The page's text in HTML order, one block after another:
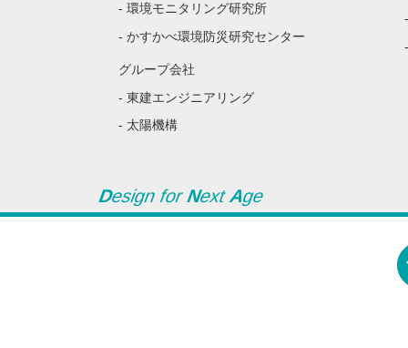
- 環境モニタリング研究所
- かすかべ環境防災研究センター
グループ会社
- 東建エンジニアリング
- 太陽機構
Design forNextAge